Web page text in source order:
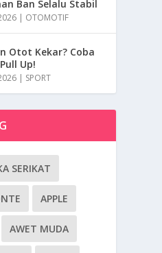
Ban Selalu Stabil
| OTOMOTIF
Otot Kekar? Coba
Up!
| SPORT
SERIKAT
APPLE
AWET MUDA